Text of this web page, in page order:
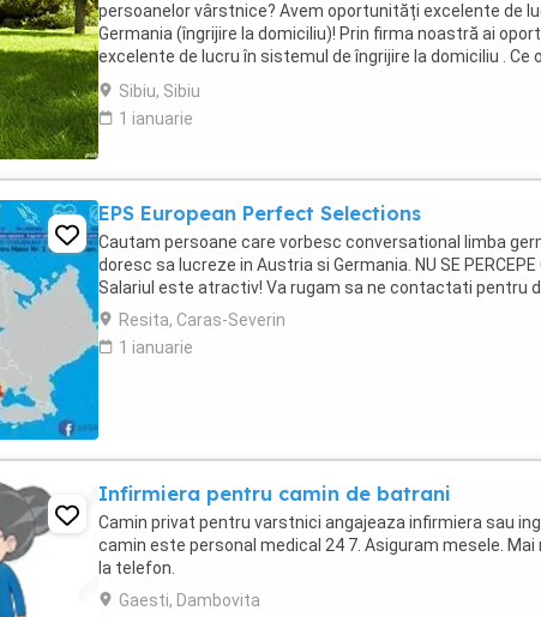
persoanelor vârstnice? Avem oportunități excelente de
Germania (îngrijire la domiciliu)! Prin firma noastră ai
excelente de lucru în sistemul de îngrijire la domiciliu . Ce
net atractiv: 1.600 ...
Sibiu, Sibiu
1 ianuarie
EPS European Perfect Selections
Cautam persoane care vorbesc conversational limba
doresc sa lucreze in Austria si Germania. NU SE PERCEPE
Salariul este atractiv! Va rugam sa ne contactati pentru
Resita, Caras-Severin
1 ianuarie
Infirmiera pentru camin de batrani
Camin privat pentru varstnici angajeaza infirmiera sau
camin este personal medical 24 7. Asiguram mesele. Mai
la telefon.
Gaesti, Dambovita